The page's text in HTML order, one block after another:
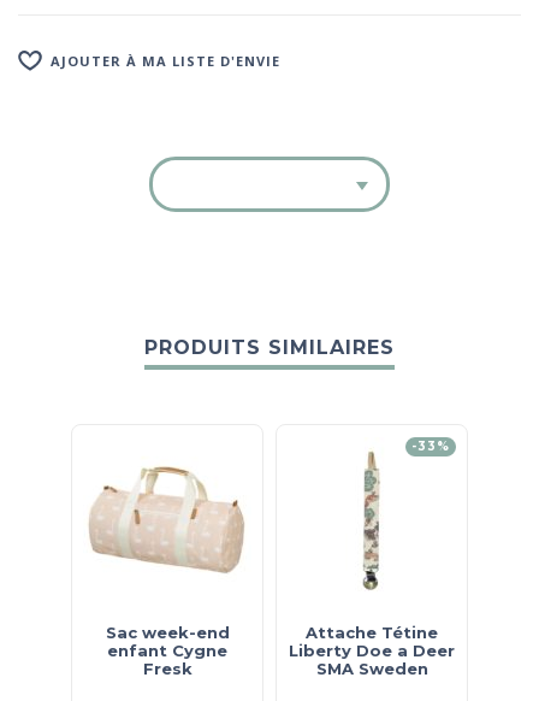
AJOUTER À MA LISTE D'ENVIE
PRODUITS SIMILAIRES
Sac week-end
enfant Cygne
Fresk
-33%
Attache Tétine
Liberty Doe a Deer
SMA Sweden